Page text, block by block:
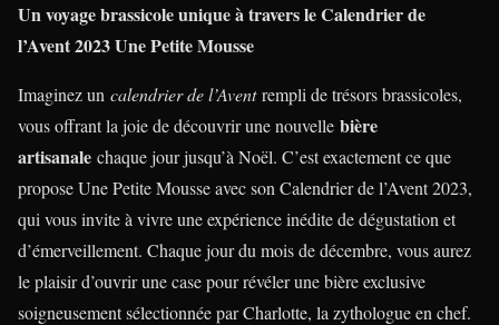
Un voyage brassicole unique à travers le Calendrier de
l’Avent 2023 Une Petite Mousse
Imaginez un calendrier de l’Aventrempli de trésors brassicoles,
vous offrant la joie de découvrir une nouvelle bière
artisanale chaque jour jusqu’à Noël. C’est exactement ce que
propose Une Petite Mousse avec son Calendrier de l’Avent 2023,
qui vous invite à vivre une expérience inédite de dégustation et
d’émerveillement. Chaque jour du mois de décembre, vous aurez
le plaisir d’ouvrir une case pour révéler une bière exclusive
soigneusement sélectionnée par Charlotte, la zythologue en chef.